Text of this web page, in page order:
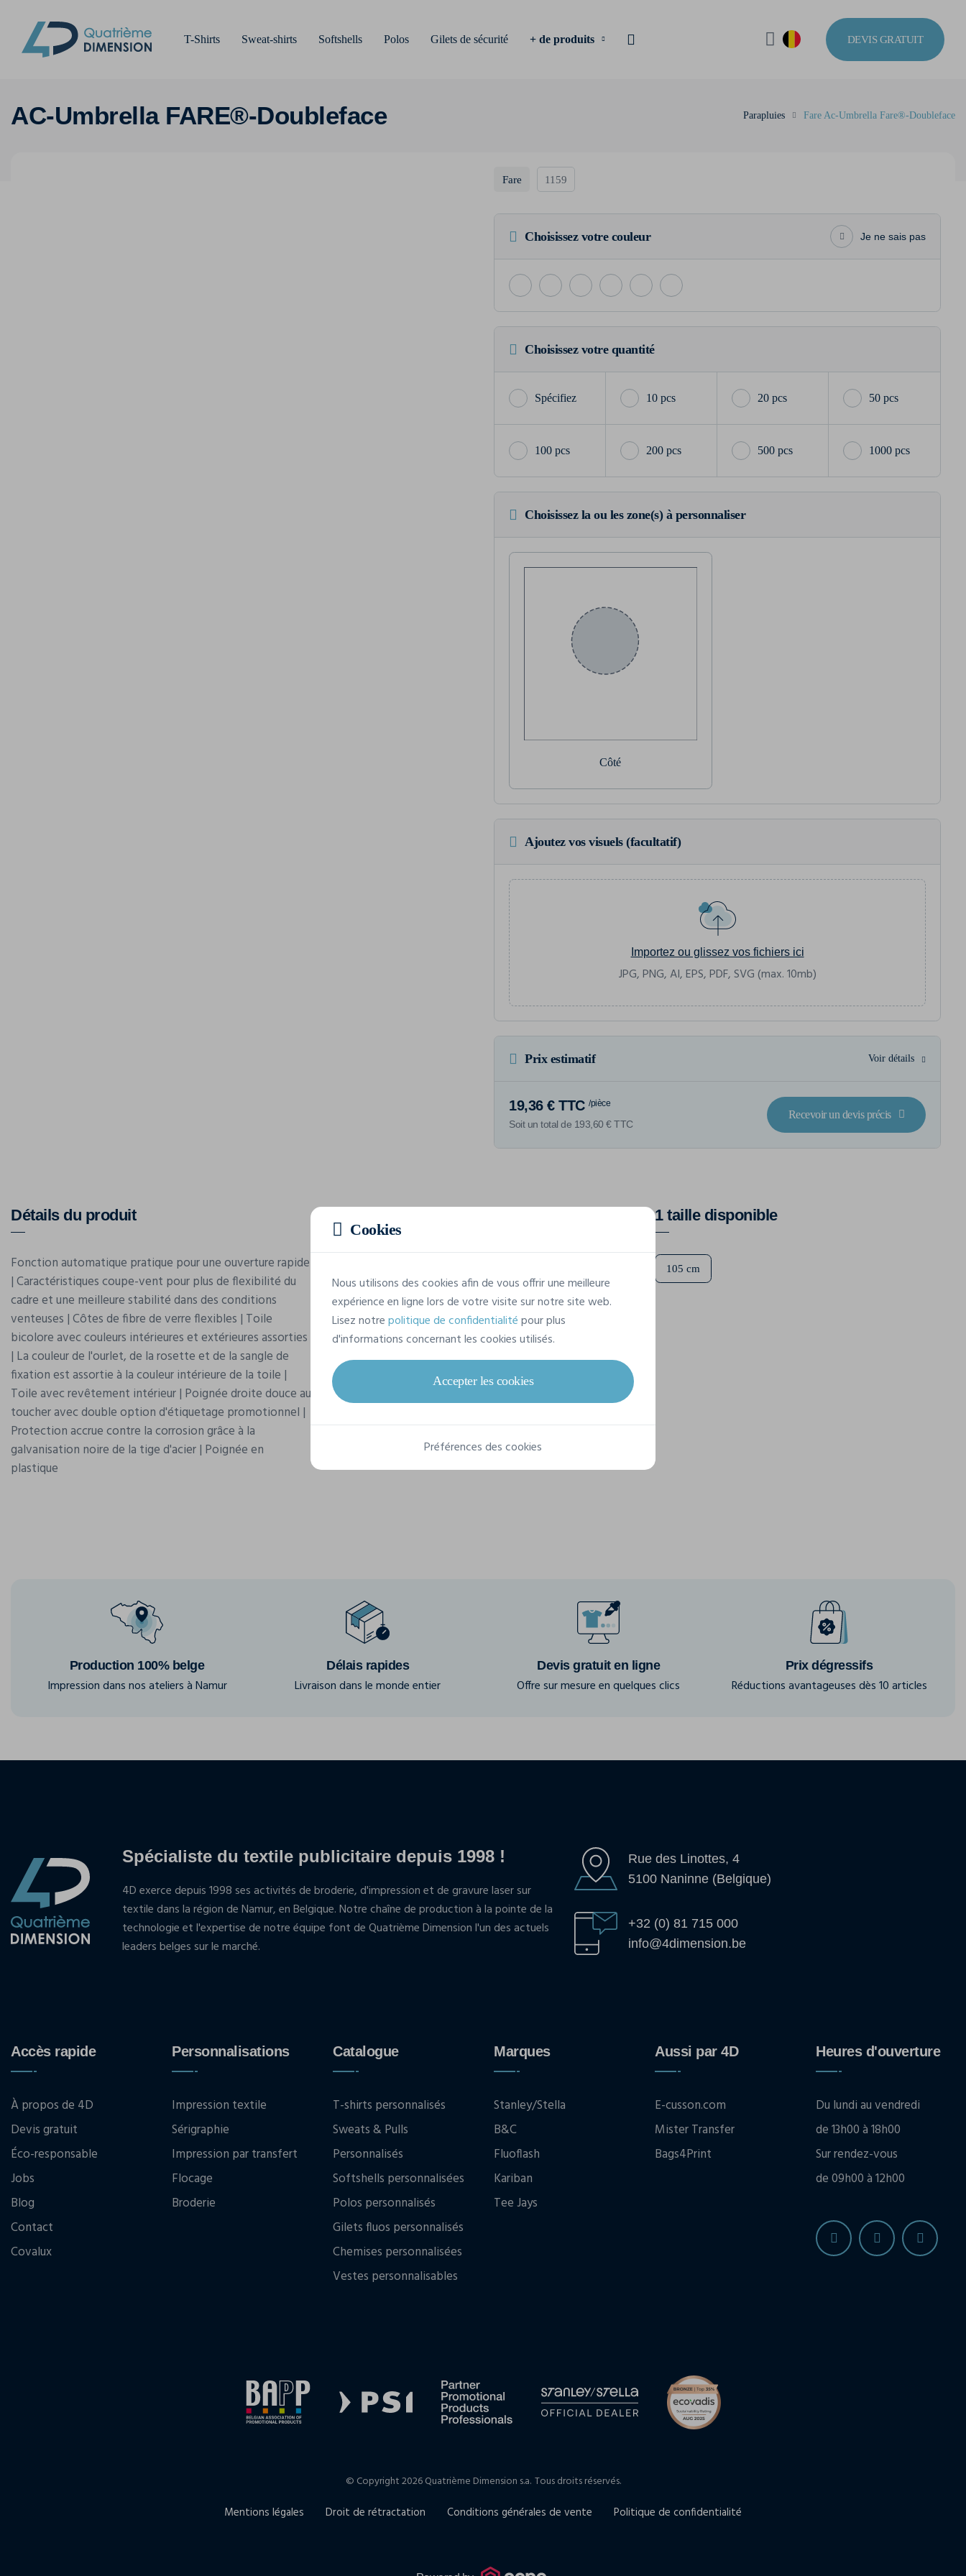
T-Shirts Sweat-shirts Softshells Polos Gilets de sécurité + de produits DEVIS GRATUIT
AC-Umbrella FARE®-Doubleface Parapluies Fare Ac-Umbrella Fare®-Doubleface
Fare 1159
Choisissez votre couleur Je ne sais pas
Choisissez votre quantité
10 pcs 20 pcs 50 pcs
100 pcs 200 pcs 500 pcs 1000 pcs
Choisissez la ou les zone(s) à personnaliser
Côté
Ajoutez vos visuels (facultatif)
Importez ou glissez vos fichiers ici
JPG, PNG, AI, EPS, PDF, SVG (max. 10mb)
Prix estimatif Voir détails
19,36 € TTC /pièce
Soit un total de 193,60 € TTC
Recevoir un devis précis
Détails du produit
Fonction automatique pratique pour une ouverture rapide
| Caractéristiques coupe-vent pour plus de flexibilité du
cadre et une meilleure stabilité dans des conditions
venteuses | Côtes de fibre de verre flexibles | Toile
bicolore avec couleurs intérieures et extérieures assorties
| La couleur de l'ourlet, de la rosette et de la sangle de
fixation est assortie à la couleur intérieure de la toile |
Toile avec revêtement intérieur | Poignée droite douce au
toucher avec double option d'étiquetage promotionnel |
Protection accrue contre la corrosion grâce à la
galvanisation noire de la tige d'acier | Poignée en
plastique
Référence
Dimensions
Composition
couvercle: 100% polyester
1 taille disponible
105 cm
Production 100% belge
Impression dans nos ateliers à Namur
Délais rapides
Livraison dans le monde entier
Devis gratuit en ligne
Offre sur mesure en quelques clics
Prix dégressifs
Réductions avantageuses dès 10 articles
Spécialiste du textile publicitaire depuis 1998 !
4D exerce depuis 1998 ses activités de broderie, d'impression et de gravure laser sur
textile dans la région de Namur, en Belgique. Notre chaîne de production à la pointe de la
technologie et l'expertise de notre équipe font de Quatrième Dimension l'un des actuels
leaders belges sur le marché.
Rue des Linottes, 4
5100 Naninne (Belgique)
+32 (0) 81 715 000
info@4dimension.be
Accès rapide
À propos de 4D
Devis gratuit
Éco-responsable
Jobs
Blog
Contact
Covalux
Personnalisations
Impression textile
Sérigraphie
Impression par transfert
Flocage
Broderie
Catalogue
T-shirts personnalisés
Sweats & Pulls
Personnalisés
Softshells personnalisées
Polos personnalisés
Gilets fluos personnalisés
Chemises personnalisées
Vestes personnalisables
Marques
Stanley/Stella
B&C
Fluoflash
Kariban
Tee Jays
Aussi par 4D
E-cusson.com
Mister Transfer
Bags4Print
Heures d'ouverture
Du lundi au vendredi
de 13h00 à 18h00
Sur rendez-vous
de 09h00 à 12h00
© Copyright 2026 Quatrième Dimension s.a. Tous droits réservés.
Mentions légales Droit de rétractation Conditions générales de vente Politique de confidentialité
Cookies
Nous utilisons des cookies afin de vous offrir une meilleure
expérience en ligne lors de votre visite sur notre site web.
Lisez notrepolitique de confidentialitépour plus
d'informations concernant les cookies utilisés.
Accepter les cookies
Préférences des cookies